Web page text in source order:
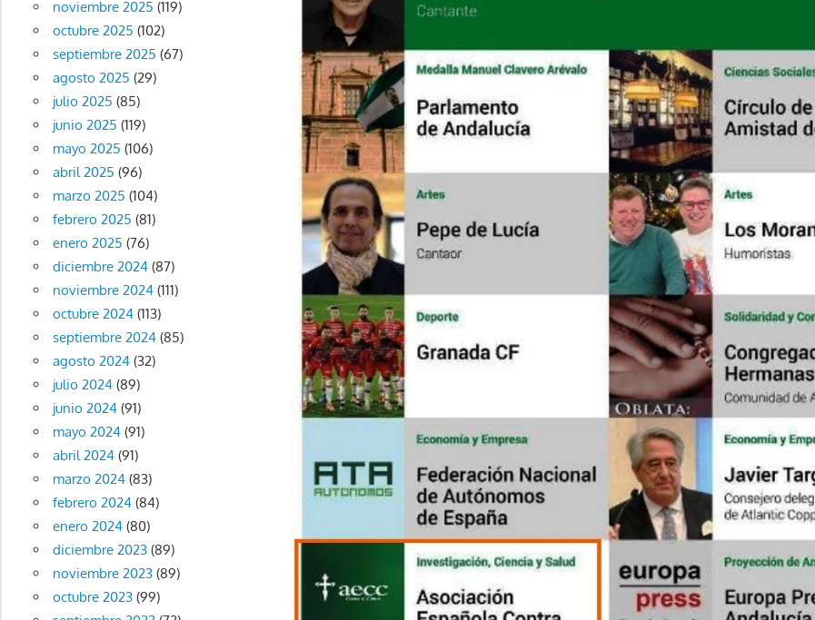
noviembre 2025 (119)
octubre 2025 (102)
septiembre 2025 (67)
agosto 2025 (29)
julio 2025 (85)
junio 2025 (119)
mayo 2025 (106)
abril 2025 (96)
marzo 2025 (104)
febrero 2025 (81)
enero 2025 (76)
diciembre 2024(87)
noviembre 2024(111)
octubre 2024(113)
septiembre 2024(85)
agosto 2024(32)
julio 2024(89)
junio 2024(91)
mayo 2024(91)
abril 2024(91)
marzo 2024(83)
febrero 2024(84)
enero 2024(80)
diciembre 2023(89)
noviembre 2023(89)
octubre 2023(99)